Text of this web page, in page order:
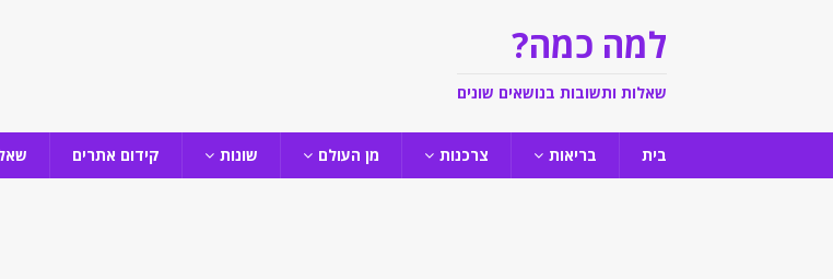
למה כמה?
שאלות ותשובות בנושאים שונים
בית בריאות צרכנות מן העולם שונות קידום אתרים